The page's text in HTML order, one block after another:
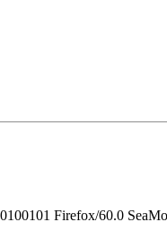
Firefox/60.0